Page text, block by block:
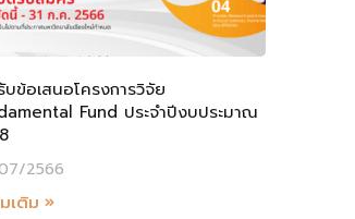
บข้อเสนอโครงการวิจัย
Fund ประจำปีงบประมาณ
2566
เติม »